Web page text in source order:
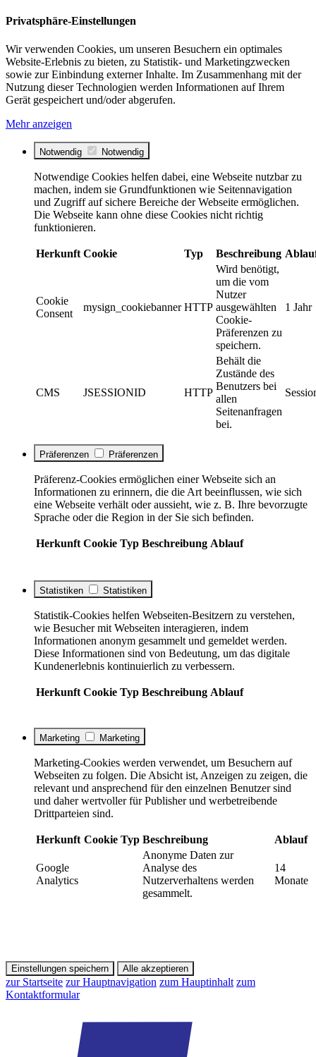
Privatsphäre-Einstellungen
Wir verwenden Cookies, um unseren Besuchern ein optimales
Website-Erlebnis zu bieten, zu Statistik- und Marketingzwecken
sowie zur Einbindung externer Inhalte. Im Zusammenhang mit der
Nutzung dieser Technologien werden Informationen auf Ihrem
Gerät gespeichert und/oder abgerufen.
Mehr anzeigen
Notwendig Notwendig
Notwendige Cookies helfen dabei, eine Webseite nutzbar zu
machen, indem sie Grundfunktionen wie Seitennavigation
und Zugriff auf sichere Bereiche der Webseite ermöglichen.
Die Webseite kann ohne diese Cookies nicht richtig
funktionieren.
Herkunft Cookie Typ Beschreibung
Cookie
Consent
mysign_cookiebanner HTTP
Wird benötigt,
um die vom
Nutzer
ausgewählten
Cookie-
Präferenzen zu
speichern.
1 Jahr
CMS JSESSIONID HTTP
Behält die
Zustände des
Benutzers bei
allen
Seitenanfragen
bei.
Präferenzen Präferenzen
Präferenz-Cookies ermöglichen einer Webseite sich an
Informationen zu erinnern, die die Art beeinflussen, wie sich
eine Webseite verhält oder aussieht, wie z. B. Ihre bevorzugte
Sprache oder die Region in der Sie sich befinden.
Herkunft Cookie Typ Beschreibung Ablauf
Statistiken Statistiken
Statistik-Cookies helfen Webseiten-Besitzern zu verstehen,
wie Besucher mit Webseiten interagieren, indem
Informationen anonym gesammelt und gemeldet werden.
Diese Informationen sind von Bedeutung, um das digitale
Kundenerlebnis kontinuierlich zu verbessern.
Herkunft Cookie Typ Beschreibung Ablauf
Marketing Marketing
Marketing-Cookies werden verwendet, um Besuchern auf
Webseiten zu folgen. Die Absicht ist, Anzeigen zu zeigen, die
relevant und ansprechend für den einzelnen Benutzer sind
und daher wertvoller für Publisher und werbetreibende
Drittparteien sind.
Herkunft Cookie Typ Beschreibung Ablauf
Google
Analytics
Anonyme Daten zur
Analyse des
Nutzerverhaltens werden
gesammelt.
14
Monate
Einstellungen speichern Alle akzeptieren
zur Startseite zur Hauptnavigation zum Hauptinhalt zum
Kontaktformular